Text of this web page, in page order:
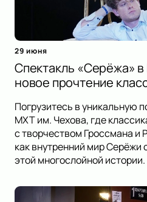
29 июня
Спектакль «Серёжа»
новое прочтение
Погрузитесь в уникальную
МХТ им. Чехова, где
с творчеством Гроссмана и
как внутренний мир Серёжи
этой многослойной истории.